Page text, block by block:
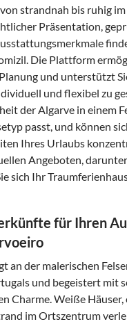
strandnah bis ruhig
Präsentation,
Die Plattform
und unterstützt
und flexibel zu
der Algarve in einem
passt, und können
Ihres Urlaubs
Angeboten,
sich Ihr
für Ihren
an der malerischen
und begeistert mit
Charme. Weiße Häuser,
im Ortszentrum